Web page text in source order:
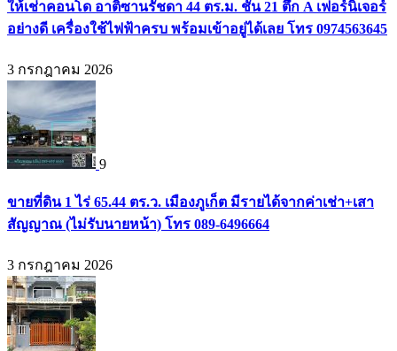
ให้เช่าคอนโด อาติซานรัชดา 44 ตร.ม. ชั้น 21 ตึก A เฟอร์นิเจอร์
อย่างดี เครื่องใช้ไฟฟ้าครบ พร้อมเข้าอยู่ได้เลย โทร 0974563645
3 กรกฎาคม 2026
9
ขายที่ดิน 1 ไร่ 65.44 ตร.ว. เมืองภูเก็ต มีรายได้จากค่าเช่า+เสา
สัญญาณ (ไม่รับนายหน้า) โทร 089-6496664
3 กรกฎาคม 2026